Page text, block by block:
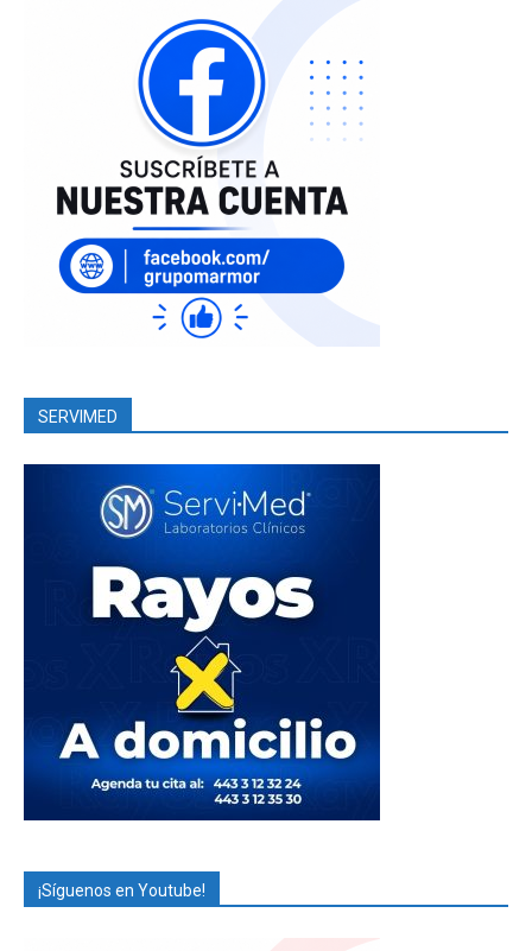
SERVIMED
¡Síguenos en Youtube!